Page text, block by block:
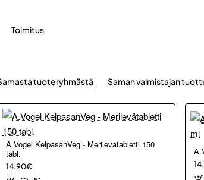
Toimitus
tuoteryhmästä Saman valmistajan
A.Vogel KelpasanVeg - Merilevätabletti 150
tabl.
14.90€